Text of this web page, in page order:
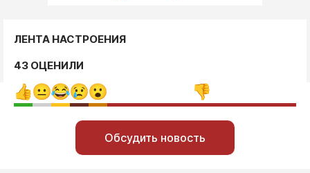
ЛЕНТА НАСТРОЕНИЯ
43 ОЦЕНИЛИ
Обсудить новость